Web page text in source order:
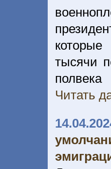
которые
тысячи
Читать